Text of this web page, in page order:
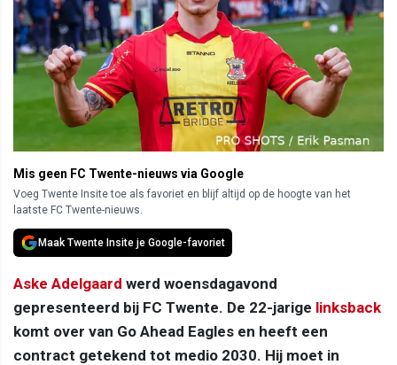
Mis geen FC Twente-nieuws via Google
Voeg Twente Insite toe als favoriet en blijf altijd op de hoogte van het
laatste FC Twente-nieuws.
Maak Twente Insite je Google-favoriet
Aske Adelgaard werd woensdagavond
gepresenteerd bij FC Twente. De 22-jarige linksback
komt over van Go Ahead Eagles en heeft een
contract getekend tot medio 2030. Hij moet in